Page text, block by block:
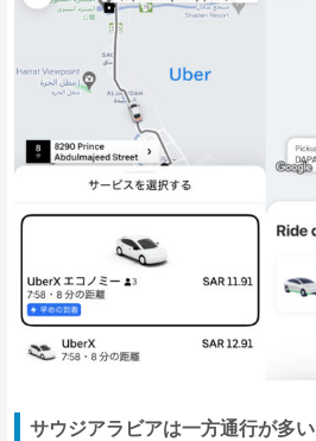
サウジアラビアは一方通行が多い